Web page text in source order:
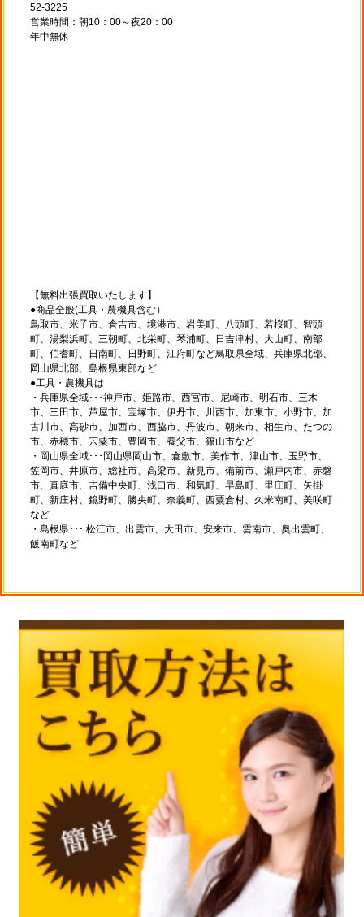
52-3225
営業時間：朝10：00～夜20：00
年中無休
【無料出張買取いたします】
●商品全般(工具・農機具含む）
鳥取市、米子市、倉吉市、境港市、岩美町、八頭町、若桜町、智頭
町、湯梨浜町、三朝町、北栄町、琴浦町、日吉津村、大山町、南部
町、伯耆町、日南町、日野町、江府町など鳥取県全域、兵庫県北部、
岡山県北部、島根県東部など
●工具・農機具は
・兵庫県全域･･･神戸市、姫路市、西宮市、尼崎市、明石市、三木
市、三田市、芦屋市、宝塚市、伊丹市、川西市、加東市、小野市、加
古川市、高砂市、加西市、西脇市、丹波市、朝来市、相生市、たつの
市、赤穂市、宍粟市、豊岡市、養父市、篠山市など
・岡山県全域･･･岡山県岡山市、倉敷市、美作市、津山市、玉野市、
笠岡市、井原市、総社市、高梁市、新見市、備前市、瀬戸内市、赤磐
市、真庭市、吉備中央町、浅口市、和気町、早島町、里庄町、矢掛
町、新庄村、鏡野町、勝央町、奈義町、西粟倉村、久米南町、美咲町
など
・島根県･･･ 松江市、出雲市、大田市、安来市、雲南市、奥出雲町、
飯南町など